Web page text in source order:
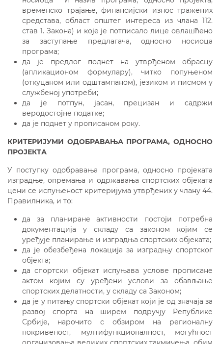
временско трајање, финансијски износ тражених
средстава, област општег интереса из члана 112.
став 1. Закона) и које је потписало лице овлашћено
за заступање предлагача, односно носиоца
програма;
да је предлог поднет на утврђеном обрасцу
(апликационом формулару), читко попуњеном
(откуцаном или одштампаном), језиком и писмом у
службеној употреби;
да је потпун, јасан, прецизан и садржи
веродостојне податке;
да је поднет у прописаном року.
КРИТЕРИЈУМИ ОДОБРАВАЊА ПРОГРАМА, ОДНОСНО
ПРОЈЕКТА
У поступку одобравања програма, односно пројекaта
изградње, опремања и одржавања спортских објеката
цени се испуњеност критеријума утврђених у члану 44.
Правилника, и то:
да за планиране активности постоји потребна
документација у складу са законом којим се
уређује планирање и изградња спортских објеката;
да је обезбеђена локација за изградњу спортског
објекта;
да спортски објекат испуњава услове прописане
актом којим су уређени услови за обављање
спортских делатности, у складу са Законом;
да је у питању спортски објекат који је од значаја за
развој спорта на ширем подручју Републике
Србије, нарочито с обзиром на регионалну
покривеност, мултифункционалност, могућност